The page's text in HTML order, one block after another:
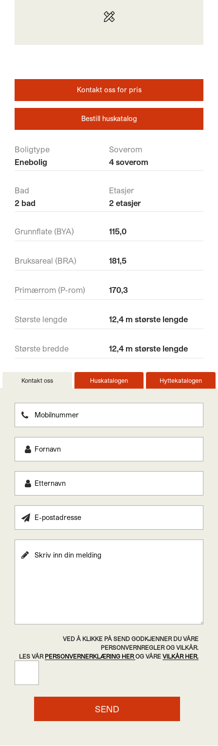
Kontakt oss for pris
Bestill huskatalog
Boligtype
Enebolig
Soverom
4 soverom
Bad
2 bad
Etasjer
2 etasjer
Grunnflate (BYA) 115,0
Bruksareal (BRA) 181,5
Primærrom (P-rom) 170,3
Største lengde 12,4 m største lengde
Største bredde 12,4 m største lengde
Kontakt oss Huskatalogen Hyttekatalogen
VED Å KLIKKE PÅ SEND GODKJENNER DU VÅRE
PERSONVERNREGLER OG VILKÅR.
LES VÅR PERSONVERNERKLÆRING HEROG VÅRE VILKÅR HER.